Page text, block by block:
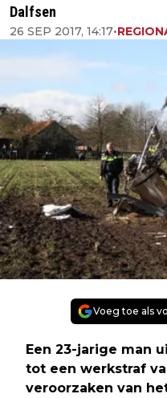
Dalfsen
26 SEP 2017, 14:17•
Voeg toe als
Een 23-jarige man
tot een werkstraf
veroorzaken van